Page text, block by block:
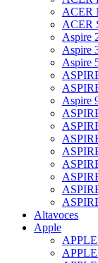
ACER
ACER
Aspire
Aspire
Aspire
Aspire
Altavoces
Apple